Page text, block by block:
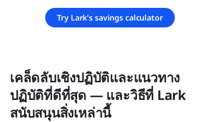
Try Lark's savings calculator
เคล็ดลับเชิงปฏิบัติและแนวทาง
ปฏิบัติที่ดีที่สุด — และวิธีที่ Lark
สนับสนุนสิ่งเหล่านี้